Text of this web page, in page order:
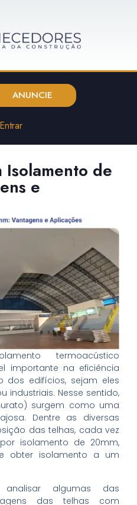
ANUNCIE
Entrar
Isolamento de
e
termoacústico
importante na eficiência
dos edifícios, sejam eles
industriais. Nesse sentido,
surgem como uma
Dentre as diversas
das telhas, cada vez
isolamento de 20mm,
obter isolamento a um
algumas das
das telhas com